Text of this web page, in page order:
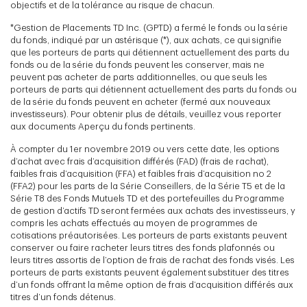
objectifs et de la tolérance au risque de chacun.
*Gestion de Placements TD Inc. (GPTD) a fermé le fonds ou la série
du fonds, indiqué par un astérisque (*), aux achats, ce qui signifie
que les porteurs de parts qui détiennent actuellement des parts du
fonds ou de la série du fonds peuvent les conserver, mais ne
peuvent pas acheter de parts additionnelles, ou que seuls les
porteurs de parts qui détiennent actuellement des parts du fonds ou
de la série du fonds peuvent en acheter (fermé aux nouveaux
investisseurs). Pour obtenir plus de détails, veuillez vous reporter
aux documents Aperçu du fonds pertinents.
À compter du 1er novembre 2019 ou vers cette date, les options
d’achat avec frais d’acquisition différés (FAD) (frais de rachat),
faibles frais d’acquisition (FFA) et faibles frais d’acquisition no 2
(FFA2) pour les parts de la Série Conseillers, de la Série T5 et de la
Série T8 des Fonds Mutuels TD et des portefeuilles du Programme
de gestion d’actifs TD seront fermées aux achats des investisseurs, y
compris les achats effectués au moyen de programmes de
cotisations préautorisées. Les porteurs de parts existants peuvent
conserver ou faire racheter leurs titres des fonds plafonnés ou
leurs titres assortis de l’option de frais de rachat des fonds visés. Les
porteurs de parts existants peuvent également substituer des titres
d’un fonds offrant la même option de frais d’acquisition différés aux
titres d’un fonds détenus.